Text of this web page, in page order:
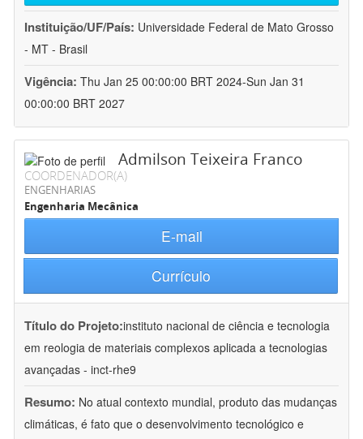
Instituição/UF/País: Universidade Federal de Mato Grosso
- MT - Brasil
Vigência: Thu Jan 25 00:00:00 BRT 2024-Sun Jan 31
00:00:00 BRT 2027
Admilson Teixeira Franco
COORDENADOR(A)
ENGENHARIAS
Engenharia Mecânica
E-mail
Currículo
Título do Projeto:instituto nacional de ciência e tecnologia
em reologia de materiais complexos aplicada a tecnologias
avançadas - inct-rhe9
Resumo: No atual contexto mundial, produto das mudanças
climáticas, é fato que o desenvolvimento tecnológico e